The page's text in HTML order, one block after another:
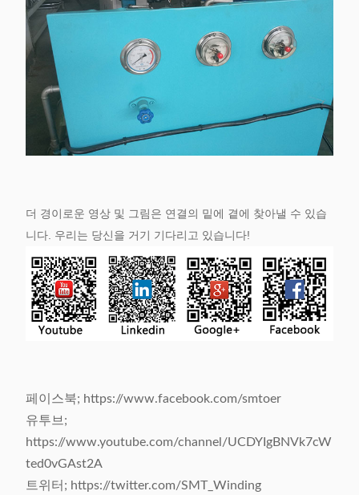
더 경이로운 영상 및 그림은 연결의 밑에 곁에 찾아낼 수 있습
니다. 우리는 당신을 거기 기다리고 있습니다!
페이스북; https://www.facebook.com/smtoer
유투브;
https://www.youtube.com/channel/UCDYIgBNVk7cW
ted0vGAst2A
트위터; https://twitter.com/SMT_Winding